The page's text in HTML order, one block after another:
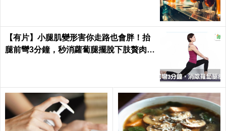
【有片】小腿肌變形害你走路也會胖！抬
腿前彎3分鐘，秒消蘿蔔腿擺脫下肢贅肉｜